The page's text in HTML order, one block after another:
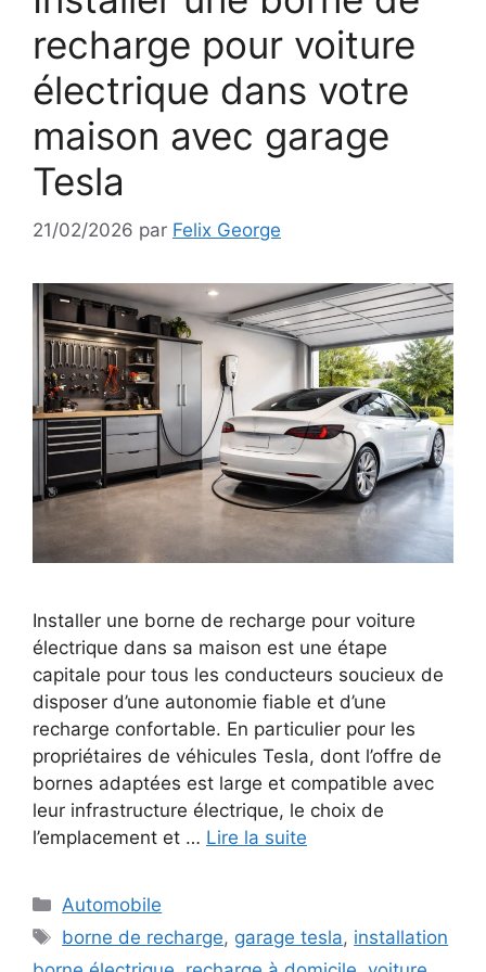
recharge pour voiture
électrique dans votre
maison avec garage
Tesla
21/02/2026 par Felix George
Installer une borne de recharge pour voiture
électrique dans sa maison est une étape
capitale pour tous les conducteurs soucieux de
disposer d’une autonomie fiable et d’une
recharge confortable. En particulier pour les
propriétaires de véhicules Tesla, dont l’offre de
bornes adaptées est large et compatible avec
leur infrastructure électrique, le choix de
l’emplacement et … Lire la suite
Catégories
Automobile
Étiquettes
borne de recharge, garage tesla, installation